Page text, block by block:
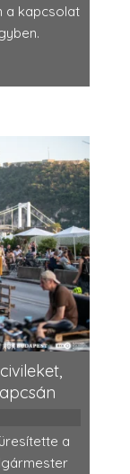
a kapcsolat
a